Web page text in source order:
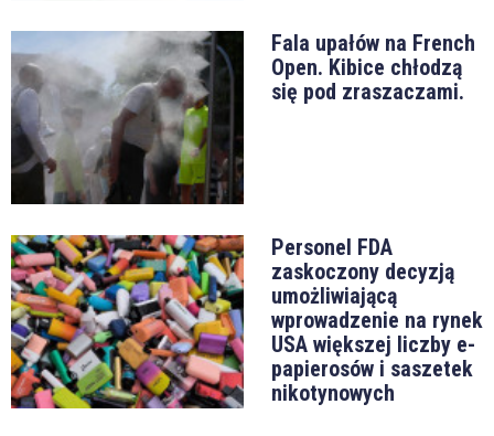
Fala upałów na French
Open. Kibice chłodzą
się pod zraszaczami.
Personel FDA
zaskoczony decyzją
umożliwiającą
wprowadzenie na rynek
USA większej liczby e-
papierosów i saszetek
nikotynowych